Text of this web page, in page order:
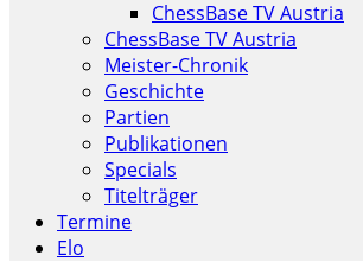
ChessBase TV Austria
ChessBase TV Austria
Meister-Chronik
Geschichte
Partien
Publikationen
Specials
Titelträger
Termine
Elo